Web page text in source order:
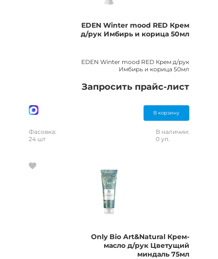
EDEN Winter mood RED Крем
д/рук Имбирь и корица 50мл
EDEN Winter mood RED Крем д/рук
Имбирь и корица 50мл
Запросить прайс-лист
В корзину
Фасовка:
24 шт
В наличии:
0 уп.
Only Bio Art&Natural Крем-
масло д/рук Цветущий
миндаль 75мл